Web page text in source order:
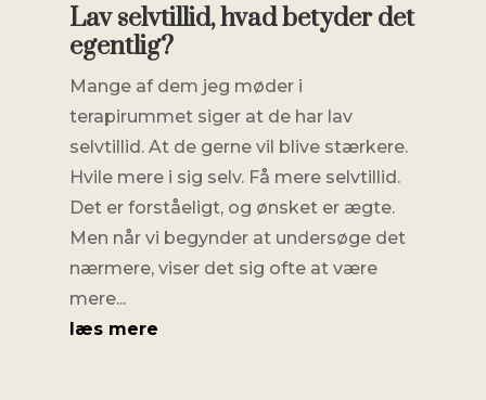
Lav selvtillid, hvad betyder det
egentlig?
Mange af dem jeg møder i
terapirummet siger at de har lav
selvtillid. At de gerne vil blive stærkere.
Hvile mere i sig selv. Få mere selvtillid.
Det er forståeligt, og ønsket er ægte.
Men når vi begynder at undersøge det
nærmere, viser det sig ofte at være
mere...
læs mere